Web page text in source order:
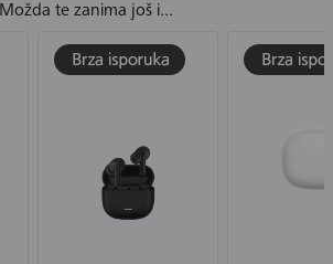
Možda te zanima još i...